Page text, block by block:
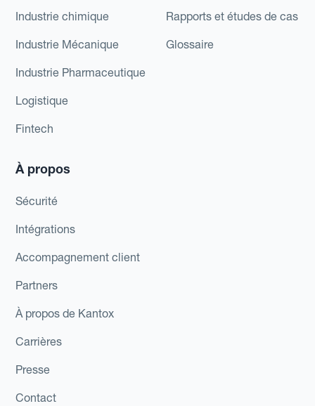
Industrie chimique
Industrie Mécanique
Industrie Pharmaceutique
Logistique
Fintech
Rapports et études de cas
Glossaire
À propos
Sécurité
Intégrations
Accompagnement client
Partners
À propos de Kantox
Carrières
Presse
Contact